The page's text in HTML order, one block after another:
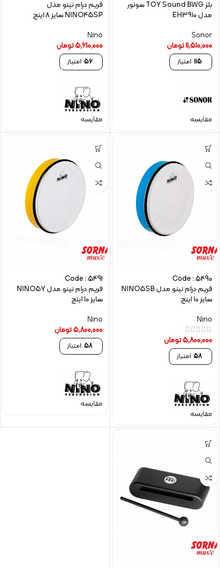
بلز TOY Sound BWG سونور
مدل EH3910
Sonor
11,510,000تومان
115 امتیاز
مقایسه
فریم درام نینو مدل
NINO45SP سایز 8 اینچ
Nino
5,610,000تومان
56 امتیاز
مقایسه
Code : 5490
فریم درام نینو مدل NINO5SB
سایز 10 اینچ
Nino
5,800,000تومان
58 امتیاز
مقایسه
Code : 5491
فریم درام نینو مدل NINO5Y
سایز 10 اینچ
Nino
5,800,000تومان
58 امتیاز
مقایسه